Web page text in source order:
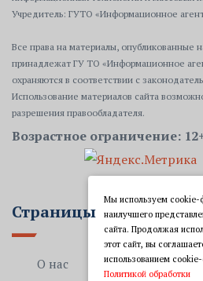
Учредитель: ГУТО «Информационное
Все права на материалы, опубликованные
принадлежат ГУ ТО «Информационное
охраняются в соответствии с
Использование материалов сайта
разрешения правообладателя.
Возрастное ограничение:
Страницы
О нас
Мы используем
наилучшего
сайта. Продолжая
этот сайт, вы
использованием
Политикой обработки